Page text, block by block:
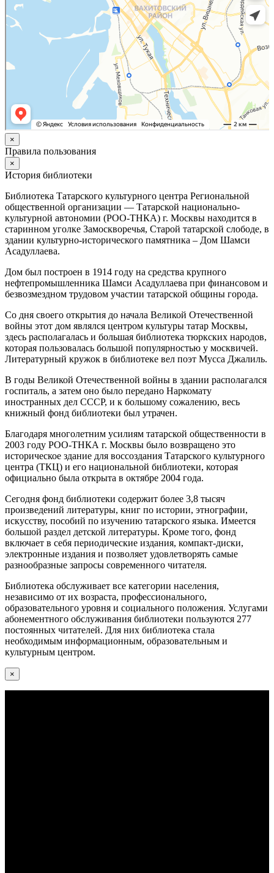
×
Правила пользования
×
История библиотеки
Библиотека Татарского культурного центра Региональной
общественной организации — Татарской национально-
культурной автономии (РОО-ТНКА) г. Москвы находится в
старинном уголке Замоскворечья, Старой татарской слободе, в
здании культурно-исторического памятника – Дом Шамси
Асадуллаева.
Дом был построен в 1914 году на средства крупного
нефтепромышленника Шамси Асадуллаева при финансовом и
безвозмездном трудовом участии татарской общины города.
Со дня своего открытия до начала Великой Отечественной
войны этот дом являлся центром культуры татар Москвы,
здесь располагалась и большая библиотека тюркских народов,
которая пользовалась большой популярностью у москвичей.
Литературный кружок в библиотеке вел поэт Мусса Джалиль.
В годы Великой Отечественной войны в здании располагался
госпиталь, а затем оно было передано Наркомату
иностранных дел СССР, и к большому сожалению, весь
книжный фонд библиотеки был утрачен.
Благодаря многолетним усилиям татарской общественности в
2003 году РОО-ТНКА г. Москвы было возвращено это
историческое здание для воссоздания Татарского культурного
центра (ТКЦ) и его национальной библиотеки, которая
официально была открыта в октябре 2004 года.
Сегодня фонд библиотеки содержит более 3,8 тысяч
произведений литературы, книг по истории, этнографии,
искусству, пособий по изучению татарского языка. Имеется
большой раздел детской литературы. Кроме того, фонд
включает в себя периодические издания, компакт-диски,
электронные издания и позволяет удовлетворять самые
разнообразные запросы современного читателя.
Библиотека обслуживает все категории населения,
независимо от их возраста, профессионального,
образовательного уровня и социального положения. Услугами
абонементного обслуживания библиотеки пользуются 277
постоянных читателей. Для них библиотека стала
необходимым информационным, образовательным и
культурным центром.
×